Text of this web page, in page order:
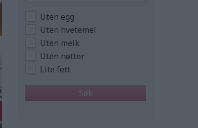
Uten egg
Uten hvetemel
Uten melk
Uten nøtter
Lite fett